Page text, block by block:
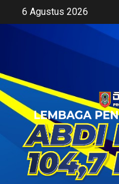
content
6 Agustus 2026